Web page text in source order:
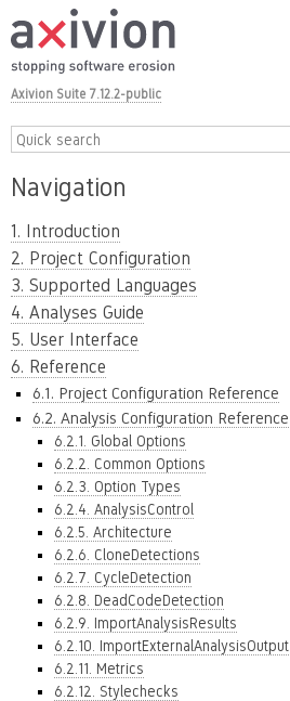
Axivion Suite 7.12.2-public
Navigation
1. Introduction
2. Project Configuration
3. Supported Languages
4. Analyses Guide
5. User Interface
6. Reference
6.1. Project Configuration Reference
6.2. Analysis Configuration Reference
6.2.1. Global Options
6.2.2. Common Options
6.2.3. Option Types
6.2.4. AnalysisControl
6.2.5. Architecture
6.2.6. CloneDetections
6.2.7. CycleDetection
6.2.8. DeadCodeDetection
6.2.9. ImportAnalysisResults
6.2.10. ImportExternalAnalysisOutput
6.2.11. Metrics
6.2.12. Stylechecks